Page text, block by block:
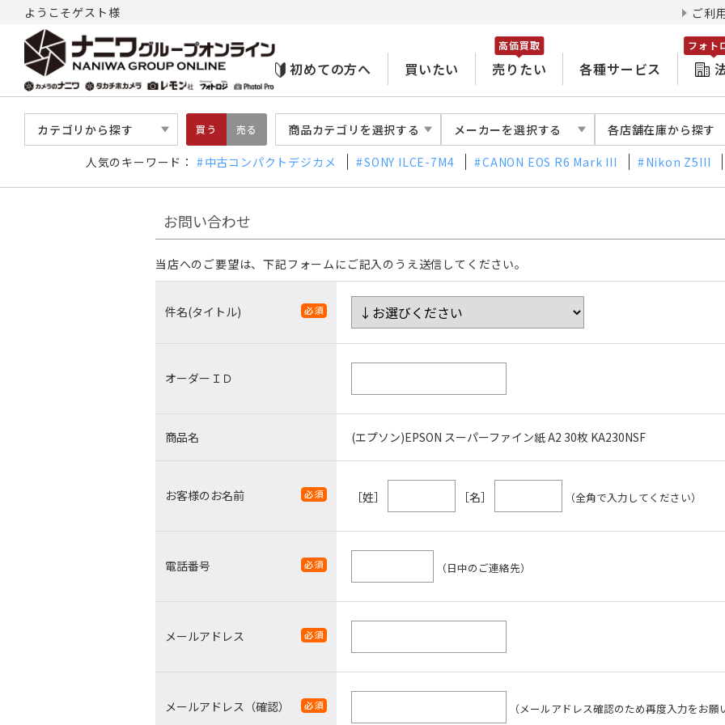
ようこそゲスト様 ご利
初めての方へ 買いたい 売りたい
高価買取
各種サービス
フォト
カテゴリから探す 買う 売る 商品カテゴリを選択する メーカーを選択する 各店舗在庫から探す
人気のキーワード： 中古コンパクトデジカメ SONY ILCE-7M4 CANON EOS R6 Mark III Nikon Z5III
お問い合わせ
当店へのご要望は、下記フォームにご記入のうえ送信してください。
件名(タイトル)
オーダーＩＤ
商品名 (エプソン)EPSON スーパーファイン紙 A2 30枚 KA230NSF
お客様のお名前 ［姓］ ［名］ （全角で入力してください）
電話番号 （日中のご連絡先）
メールアドレス
メールアドレス（確認） （メールアドレス確認のため再度入力をお願